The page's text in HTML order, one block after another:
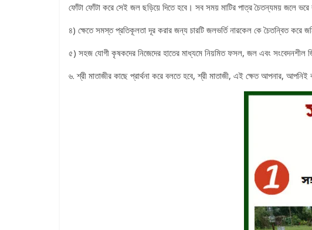
ফোঁটা ফোঁটা করে সেই জল ছড়িয়ে দিতে হবে। সব সময় মাটির পাত্র চৈতন্যময় জলে
৪) ক্ষেতে সমস্ত প্রতিকূলতা দূর করার জন্য চারটি জলভর্তি নারকেল কে চৈতন্বিত করে
৫) সহজ যোগী কৃষকদের নিজেদের হাতের মাধ্যমে নিয়মিত ফসল, জল এবং সংবেদনশীল
৬. শ্রী মাতাজীর কাছে প্রার্থনা করে বলতে হবে, শ্রী মাতাজী, এই ক্ষেত আপনার,